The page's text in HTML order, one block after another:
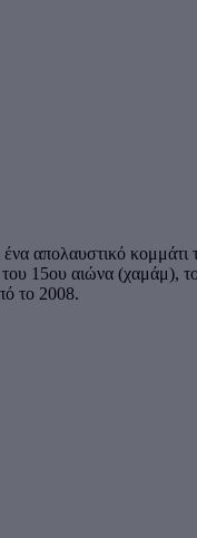
απολαυστικό
15ου αιώνα (χαμάμ), το
το 2008.